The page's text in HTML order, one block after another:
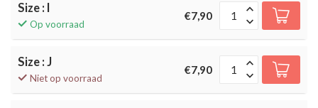
Size : I
Op voorraad
€7,90
Size : J
Niet op voorraad
€7,90